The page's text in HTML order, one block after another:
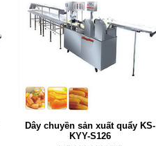
Dây chuyền sản xuất quẩy KS-
KYY-S126